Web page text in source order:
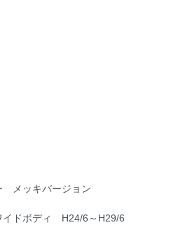
メッキバージョン
イドボディ H24/6～H29/6